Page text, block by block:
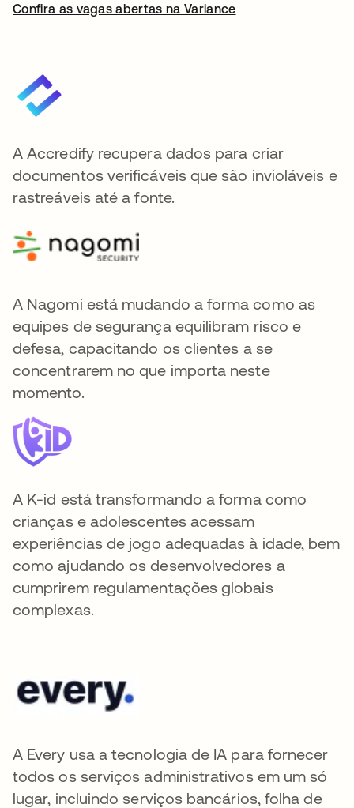
Confira as vagas abertas na Variance
A Accredify recupera dados para criar
documentos verificáveis que são invioláveis e
rastreáveis até a fonte.
A Nagomi está mudando a forma como as
equipes de segurança equilibram risco e
defesa, capacitando os clientes a se
concentrarem no que importa neste
momento.
A K-id está transformando a forma como
crianças e adolescentes acessam
experiências de jogo adequadas à idade, bem
como ajudando os desenvolvedores a
cumprirem regulamentações globais
complexas.
A Every usa a tecnologia de IA para fornecer
todos os serviços administrativos em um só
lugar, incluindo serviços bancários, folha de